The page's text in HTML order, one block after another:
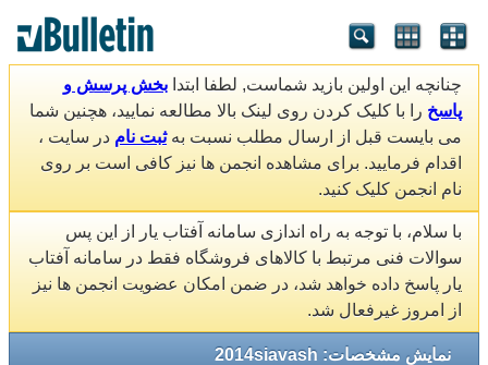
چنانچه این اولین بازید شماست, لطفا ابتدا بخش پرسش و
پاسخ را با کلیک کردن روی لینک بالا مطالعه نمایید، هچنین شما
می بایست قبل از ارسال مطلب نسبت بهثبت نام در سایت ،
اقدام فرمایید. برای مشاهده انجمن ها نیز کافی است بر روی
نام انجمن کلیک کنید.
با سلام، با توجه به راه اندازی سامانه آفتاب یار از این پس
سوالات فنی مرتبط با کالاهای فروشگاه فقط در سامانه آفتاب
یار پاسخ داده خواهد شد، در ضمن امکان عضویت انجمن ها نیز
از امروز غیرفعال شد.
نمایش مشخصات: 2014siavash